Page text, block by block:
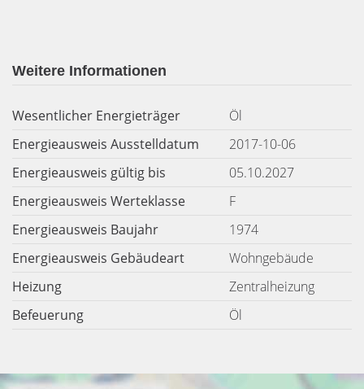
Weitere Informationen
Wesentlicher Energieträger
Öl
Energieausweis Ausstelldatum
2017-10-06
Energieausweis gültig bis
05.10.2027
Energieausweis Werteklasse
F
Energieausweis Baujahr
1974
Energieausweis Gebäudeart
Wohngebäude
Heizung
Zentralheizung
Befeuerung
Öl